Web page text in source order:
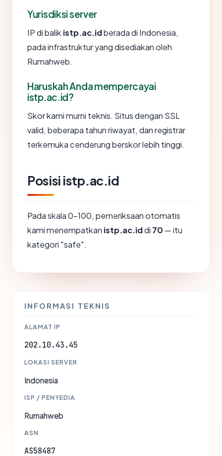
Yurisdiksi server
IP di balik istp.ac.idberada di Indonesia,
pada infrastruktur yang disediakan oleh
Rumahweb.
Haruskah Anda mempercayai
istp.ac.id?
Skor kami murni teknis. Situs dengan SSL
valid, beberapa tahun riwayat, dan registrar
terkemuka cenderung berskor lebih tinggi.
Posisi istp.ac.id
Pada skala 0-100, pemeriksaan otomatis
kami menempatkan istp.ac.iddi 70 — itu
kategori "safe".
INFORMASI TEKNIS
ALAMAT IP
202.10.43.45
LOKASI SERVER
Indonesia
ISP / PENYEDIA
Rumahweb
ASN
AS58487